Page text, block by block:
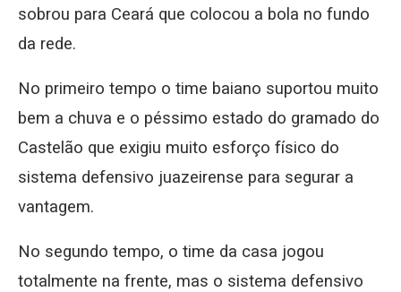
sobrou para Ceará que colocou a bola no fundo
da rede.
No primeiro tempo o time baiano suportou muito
bem a chuva e o péssimo estado do gramado do
Castelão que exigiu muito esforço físico do
sistema defensivo juazeirense para segurar a
vantagem.
No segundo tempo, o time da casa jogou
totalmente na frente, mas o sistema defensivo